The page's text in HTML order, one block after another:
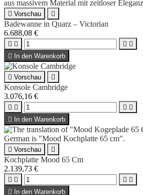
 Vorschau 
Badewanne in Quarz – Victorian
6.688,08 €
   
 In den Warenkorb
 Vorschau 
Konsole Cambridge
3.076,16 €
   
 In den Warenkorb
 Vorschau 
Kochplatte Mood 65 Cm
2.139,73 €
   
 In den Warenkorb